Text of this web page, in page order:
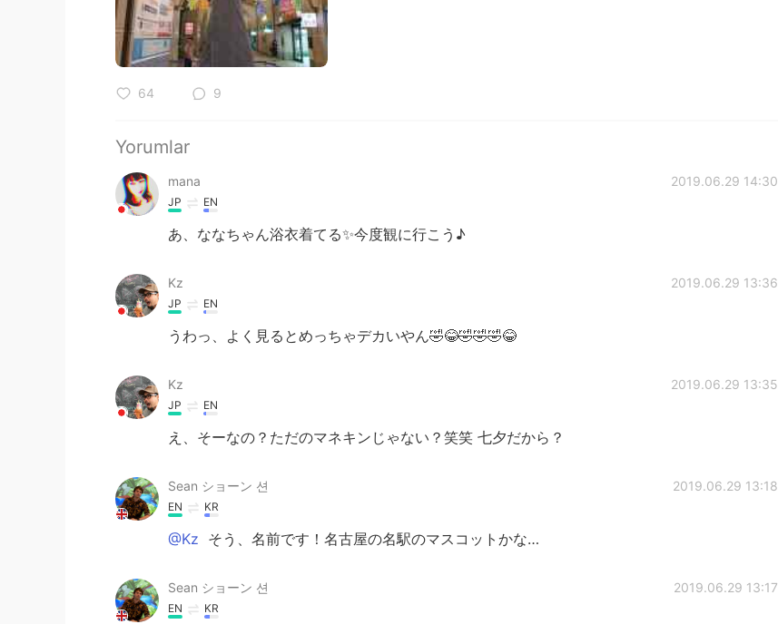
64 9
Yorumlar
mana 2019.06.29 14:30
JP EN
あ、ななちゃん浴衣着てる✨今度観に行こう♪
Kz 2019.06.29 13:36
JP EN
うわっ、よく見るとめっちゃデカいやん🤣😂🤣🤣🤣😂
Kz 2019.06.29 13:35
JP EN
え、そーなの？ただのマネキンじゃない？笑笑 七夕だから？
Sean ショーン 션 2019.06.29 13:18
EN KR
@Kz そう、名前です！名古屋の名駅のマスコットかな…
Sean ショーン 션 2019.06.29 13:17
EN KR